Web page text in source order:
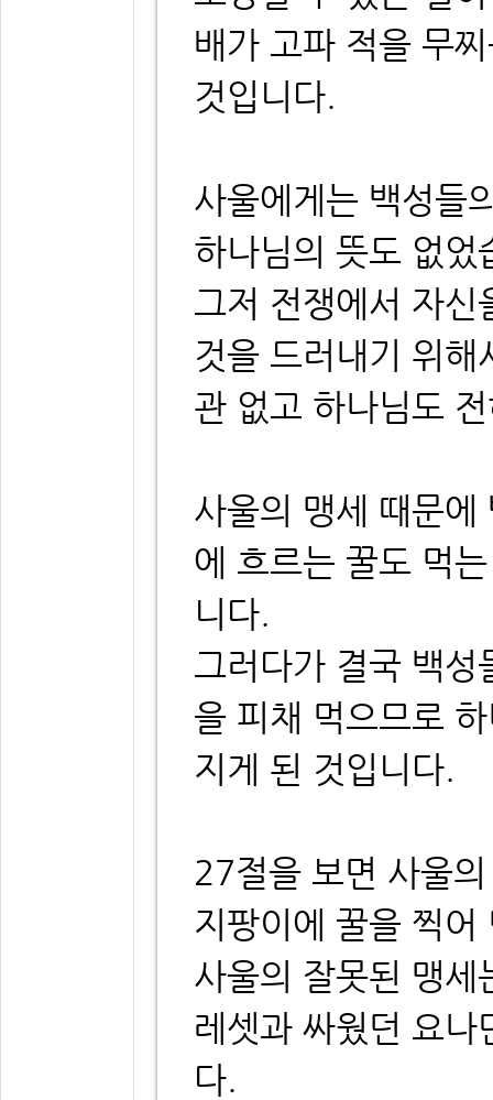
배가 고파 적을 무
것입니다.
사울에게는 백성들
하나님의 뜻도 없었
그저 전쟁에서 자신
것을 드러내기 위
관 없고 하나님도
사울의 맹세 때문에
에 흐르는 꿀도 먹
니다.
그러다가 결국 백성
을 피채 먹으므로
지게 된 것입니다.
27절을 보면 사울
지팡이에 꿀을 찍어
사울의 잘못된 맹세
레셋과 싸웠던 요나
다.